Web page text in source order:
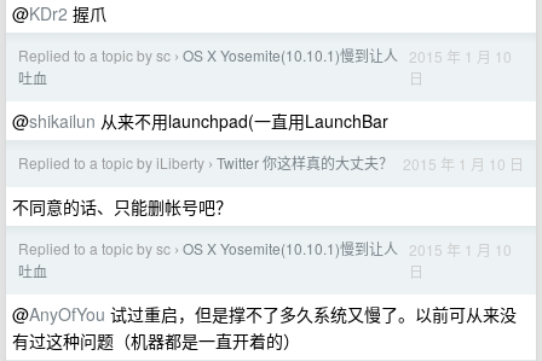
@KDr2 握爪
Replied to a topic by sc › OS X Yosemite(10.10.1)慢到让人
吐血
2015 年 1 月 10
日
@shikailun 从来不用launchpad(一直用LaunchBar
Replied to a topic by iLiberty › Twitter 你这样真的大丈夫？ 2015 年 1 月 10 日
不同意的话、只能删帐号吧？
Replied to a topic by sc › OS X Yosemite(10.10.1)慢到让人
吐血
2015 年 1 月 10
日
@AnyOfYou 试过重启，但是撑不了多久系统又慢了。以前可从来没
有过这种问题（机器都是一直开着的）